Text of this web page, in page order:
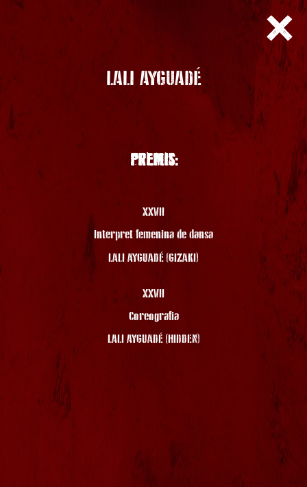
LALI AYGUADÉ
PREMIS:
XXVII
Intèrpret femenina de dansa
LALI AYGUADÉ (GIZAKI)
XXVII
Coreografia
LALI AYGUADÉ (HIDDEN)